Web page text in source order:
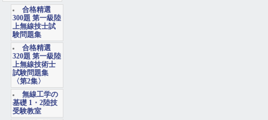
合格精選
300題 第一級陸
上無線技士試
験問題集
合格精選
320題 第一級陸
上無線技術士
試験問題集
〈第2集〉
無線工学の
基礎 1・2陸技
受験教室